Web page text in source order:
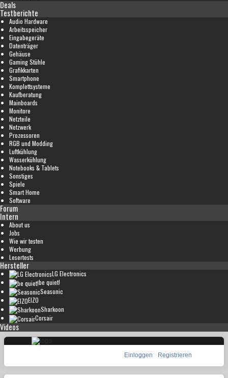
Deals
Testberichte
Audio Hardware
Arbeitsspeicher
Eingabegeräte
Datenträger
Gehäuse
Gaming Stühle
Grafikkarten
Smartphone
Komplettsysteme
Kaufberatung
Mainboards
Monitore
Netzteile
Netzwerk
Prozessoren
RGB und Modding
Luftkühlung
Wasserkühlung
Notebooks & Tablets
Sonstiges
Spiele
Smart Home
Software
Forum
Intern
About us
Jobs
Wie wir testen
Werbung
Lesertests
Hersteller
LG Electronics
be quiet!
Seasonic
EIZO
Sharkoon
Corsair
Videos
Einloggen Registrieren